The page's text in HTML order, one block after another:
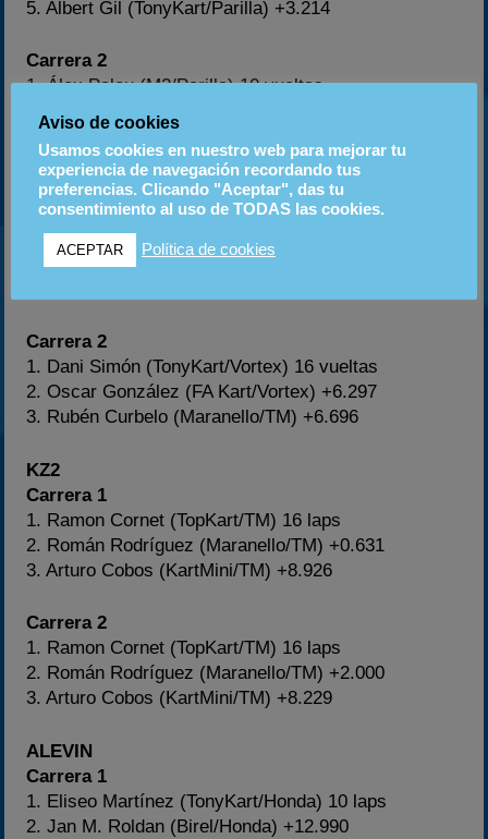
5. Albert Gil (TonyKart/Parilla) +3.214
Carrera 2
1. Álex Palou (M2/Parilla) 10 vueltas
2. Albert Gil (TonyKart/Parilla) +0.823
KF2
Carrera 1
1. Dani Simón (TonyKart/Vortex) 16 vueltas
2. Oscar González (FA Kart/Vortex) +0.482
Carrera 2
1. Dani Simón (TonyKart/Vortex) 16 vueltas
2. Oscar González (FA Kart/Vortex) +6.297
3. Rubén Curbelo (Maranello/TM) +6.696
KZ2
Carrera 1
1. Ramon Cornet (TopKart/TM) 16 laps
2. Román Rodríguez (Maranello/TM) +0.631
3. Arturo Cobos (KartMini/TM) +8.926
Carrera 2
1. Ramon Cornet (TopKart/TM) 16 laps
2. Román Rodríguez (Maranello/TM) +2.000
3. Arturo Cobos (KartMini/TM) +8.229
ALEVIN
Carrera 1
1. Eliseo Martínez (TonyKart/Honda) 10 laps
2. Jan M. Roldan (Birel/Honda) +12.990
Aviso de cookies
Usamos cookies en nuestro web para mejorar tu
experiencia de navegación recordando tus
preferencias. Clicando "Aceptar", das tu
consentimiento al uso de TODAS las cookies.
ACEPTAR Política de cookies